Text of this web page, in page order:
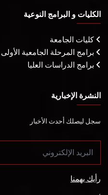
الكليات و البرامج النوعية
كليات الجامعة
برامج المرحلة الجامعية الأولى
برامج الدراسات العليا
النشرة الإخبارية
سجل ليصلك أحدث الأخبار
رأيك يهمنا